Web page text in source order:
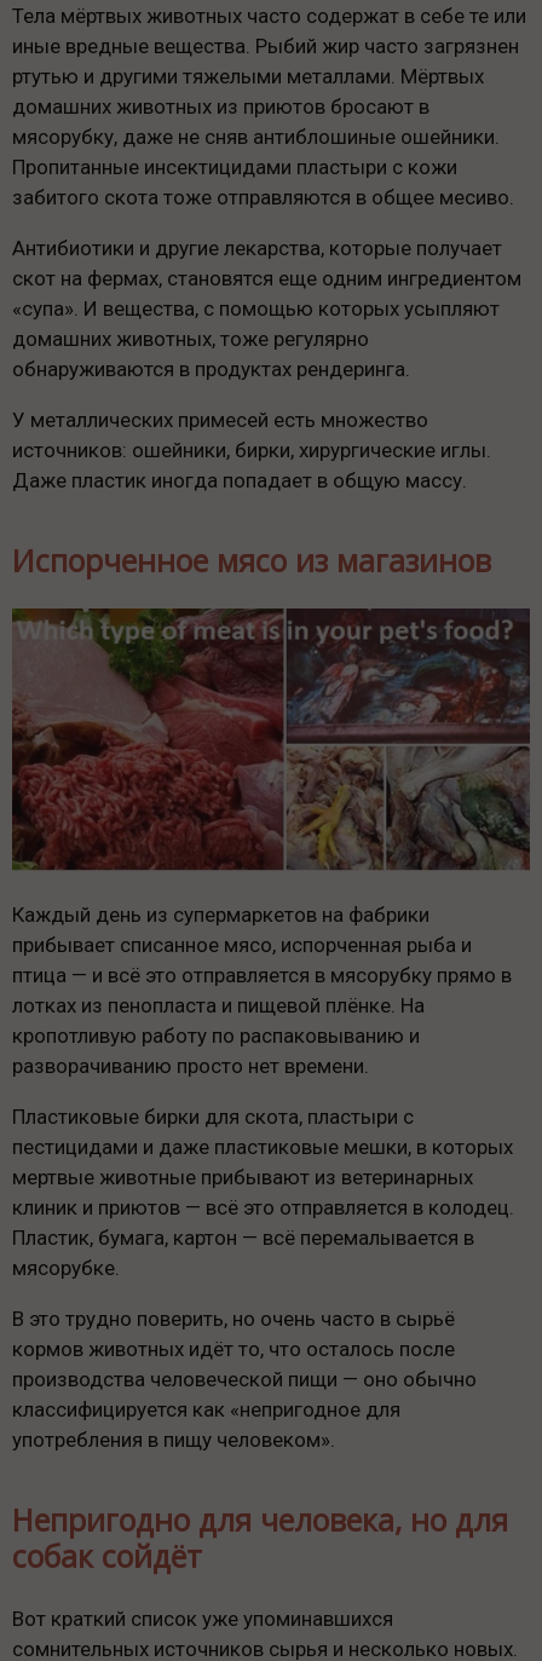
Тела мёртвых животных часто содержат в себе те или
иные вредные вещества. Рыбий жир часто загрязнен
ртутью и другими тяжелыми металлами. Мёртвых
домашних животных из приютов бросают в
мясорубку, даже не сняв антиблошиные ошейники.
Пропитанные инсектицидами пластыри с кожи
забитого скота тоже отправляются в общее месиво.
Антибиотики и другие лекарства, которые получает
скот на фермах, становятся еще одним ингредиентом
«супа». И вещества, с помощью которых усыпляют
домашних животных, тоже регулярно
обнаруживаются в продуктах рендеринга.
У металлических примесей есть множество
источников: ошейники, бирки, хирургические иглы.
Даже пластик иногда попадает в общую массу.
Испорченное мясо из магазинов
Каждый день из супермаркетов на фабрики
прибывает списанное мясо, испорченная рыба и
птица — и всё это отправляется в мясорубку прямо в
лотках из пенопласта и пищевой плёнке. На
кропотливую работу по распаковыванию и
разворачиванию просто нет времени.
Пластиковые бирки для скота, пластыри с
пестицидами и даже пластиковые мешки, в которых
мертвые животные прибывают из ветеринарных
клиник и приютов — всё это отправляется в колодец.
Пластик, бумага, картон — всё перемалывается в
мясорубке.
В это трудно поверить, но очень часто в сырьё
кормов животных идёт то, что осталось после
производства человеческой пищи — оно обычно
классифицируется как «непригодное для
употребления в пищу человеком».
Непригодно для человека, но для
собак сойдёт
Вот краткий список уже упоминавшихся
сомнительных источников сырья и несколько новых.